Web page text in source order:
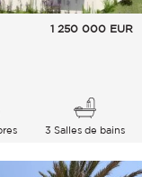
1 250 000 EUR
3 Salles de bains